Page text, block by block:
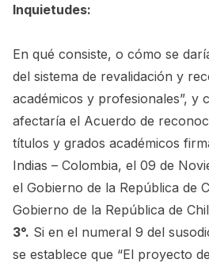
Inquietudes:
En qué consiste, o cómo se
del sistema de revalidación y
académicos y profesionales”, y
afectaría el Acuerdo de
títulos y grados académicos
Indias – Colombia, el 09 de
el Gobierno de la República de
Gobierno de la República de
3°. Si en el numeral 9 del
se establece que “El proyecto